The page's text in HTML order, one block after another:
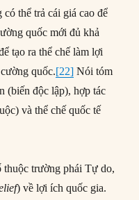
thể trả cái giá cao để
quốc mới đủ khả
tạo ra thể chế làm lợi
quốc.[22] Nói tóm
(biến độc lập), hợp tác
và thể chế quốc tế
thuộc trường phái Tự do,
) về lợi ích quốc gia.